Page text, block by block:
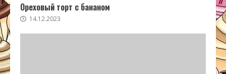
Ореховый торт с бананом
14.12.2023